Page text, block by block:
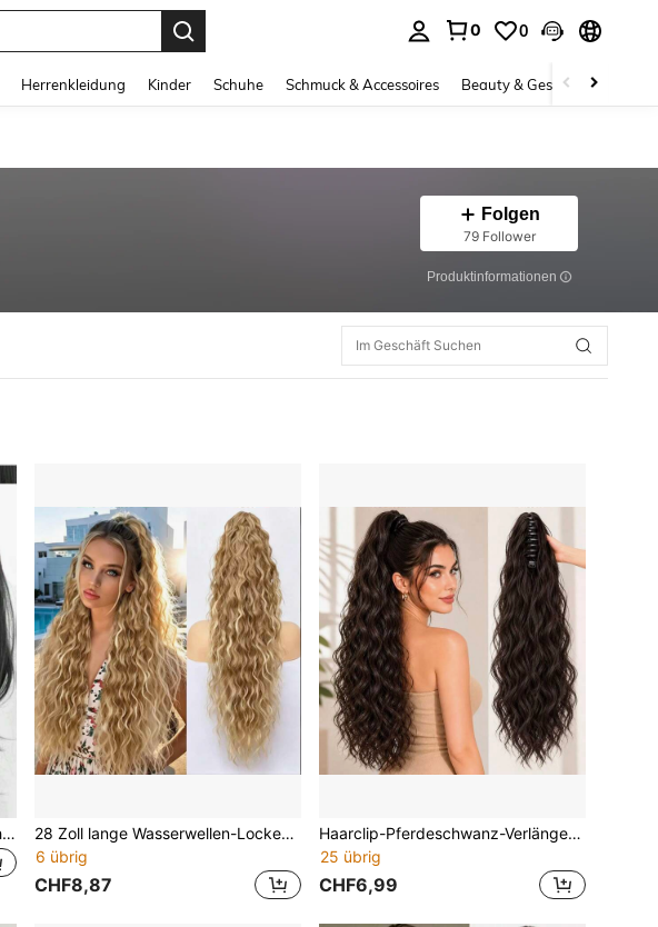
0 0
Herrenkleidung Kinder Schuhe Schmuck & Accessoires Beauty & Gesundheit
Folgen
79 Follower
Produktinformationen
18 Zoll Clip-In Synthetik-Pferdeschwanz-Haarteil, elegante flauschige wellige Pferdeschwanz-Perücke, Clip-On Haarverlängerungen für Frauen
28 Zoll lange Wasserwellen-Locken-Pferdeschwanz-Verlängerung – Synthetikhaar mit Haarklammer, natürliches flauschiges krauses Locken-Haarteil für Frauen für den Alltag & Partys
6 übrig
CHF8,87
Haarclip-Pferdeschwanz-Verlängerung, lange Wasserwellen-Locken-Pferdeschwanz-Haarteil, natürlich flauschiges synthetisches Haar, hoher Pferdeschwanz-Perücke für Frauen, für den Alltag und Partys
25 übrig
CHF6,99